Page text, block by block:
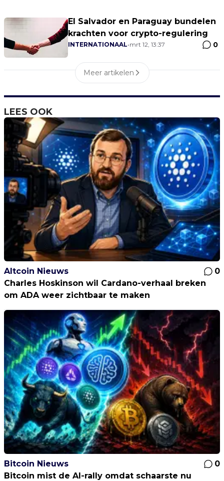
El Salvador en Paraguay bundelen
krachten voor crypto-regulering
INTERNATIONAAL•mrt 12, 13:37 0
Meer artikelen
LEES OOK
Altcoin Nieuws
0
Charles Hoskinson wil Cardano-verhaal breken
om ADA weer zichtbaar te maken
Bitcoin Nieuws
0
Bitcoin mist de AI-rally omdat schaarste nu